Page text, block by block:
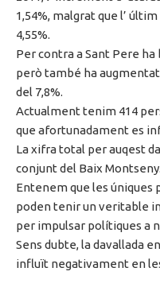
1,54%, malgrat que l’
4,55%.
Per contra a Sant Pere ha
però també ha
del 7,8%.
Actualment tenim 414
que afortunadament es
La xifra total per auqest
conjunt del Baix Montseny.
Entenem que les úniques
poden tenir un veritable
per impulsar polítiques a
Sens dubte, la davallada
influït negativament en les